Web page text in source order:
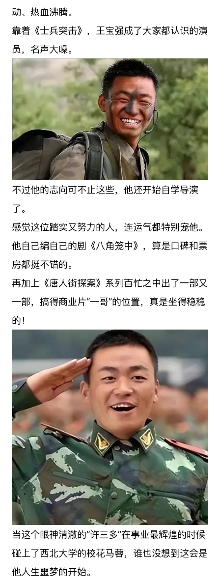
动、热血沸腾。
靠着《士兵突击》，王宝强成了大家都认识的演
员，名声大噪。
不过他的志向可不止这些，他还开始自学导演
了。
感觉这位踏实又努力的人，连运气都特别宠他。
他自己编自己的剧《八角笼中》，算是口碑和票
房都挺不错的。
再加上《唐人街探案》系列百忙之中出了一部又
一部，搞得商业片“一哥”的位置，真是坐得稳稳
的！
当这个眼神清澈的“许三多”在事业最辉煌的时候
碰上了西北大学的校花马蓉，谁也没想到这会是
他人生噩梦的开始。